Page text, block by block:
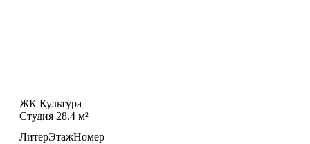
ЖК Культура
Студия 28.4 м²
ЛитерЭтажНомер